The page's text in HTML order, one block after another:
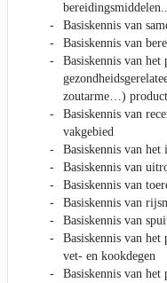
Basiskennis van
Basiskennis van
Basiskennis van het
zoutarme…)
Basiskennis van
vakgebied
Basiskennis van het
Basiskennis van
Basiskennis van
Basiskennis van
Basiskennis van
Basiskennis van het
vet- en kookdegen
Basiskennis van het